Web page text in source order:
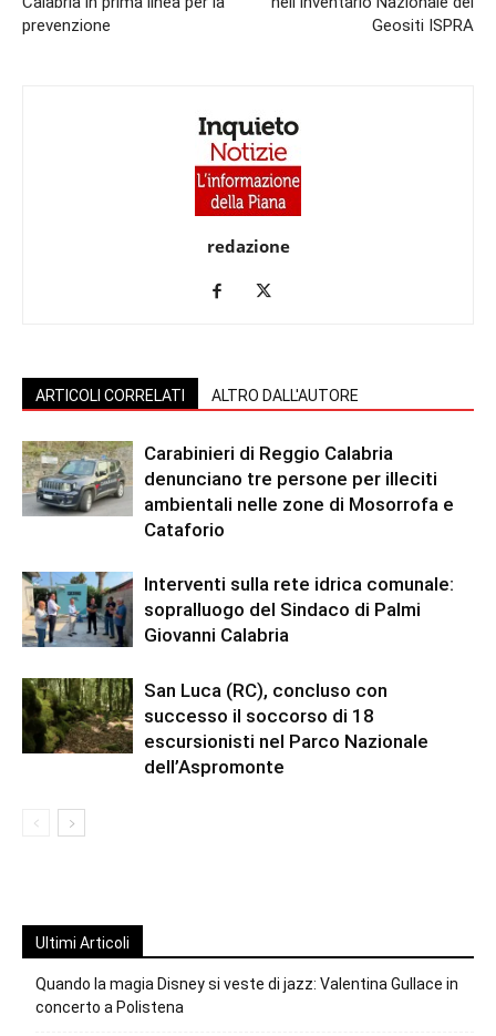
prevenzione
Geositi ISPRA
redazione
ARTICOLI CORRELATI ALTRO DALL'AUTORE
Carabinieri di Reggio Calabria
denunciano tre persone per illeciti
ambientali nelle zone di Mosorrofa e
Cataforio
Interventi sulla rete idrica comunale:
sopralluogo del Sindaco di Palmi
Giovanni Calabria
San Luca (RC), concluso con
successo il soccorso di 18
escursionisti nel Parco Nazionale
dell’Aspromonte
Ultimi Articoli
Quando la magia Disney si veste di jazz: Valentina Gullace in
concerto a Polistena